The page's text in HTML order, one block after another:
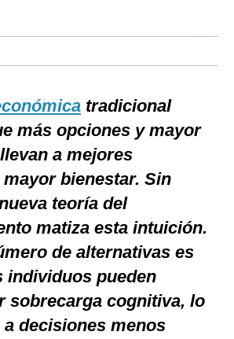
tradicional
más opciones y mayor
a mejores
mayor bienestar. Sin
teoría del
matiza esta intuición.
de alternativas es
individuos pueden
sobrecarga cognitiva, lo
decisiones menos